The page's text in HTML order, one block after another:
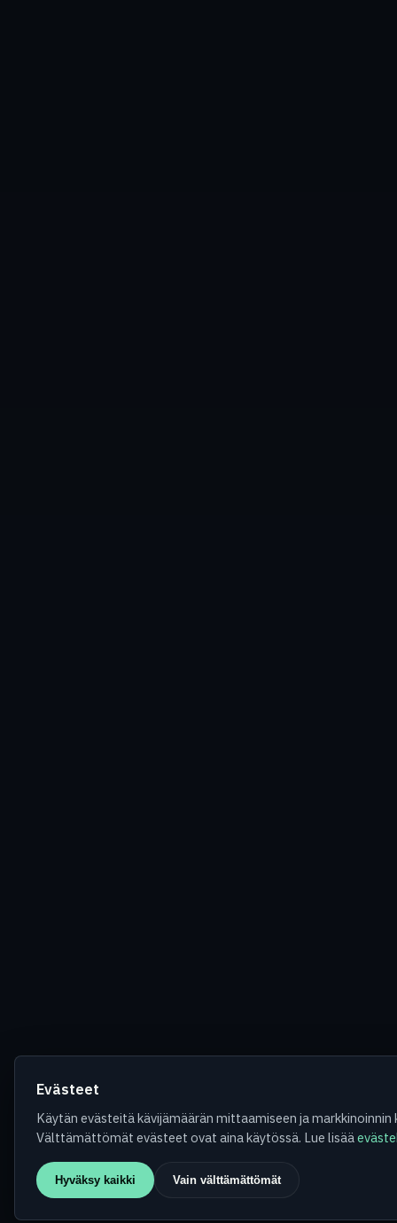
Evästeet
Käytän evästeitä kävijämäärän mittaamiseen ja markkinoinnin
Välttämättömät evästeet ovat aina käytössä. Lue lisää
Hyväksy kaikki Vain välttämättömät